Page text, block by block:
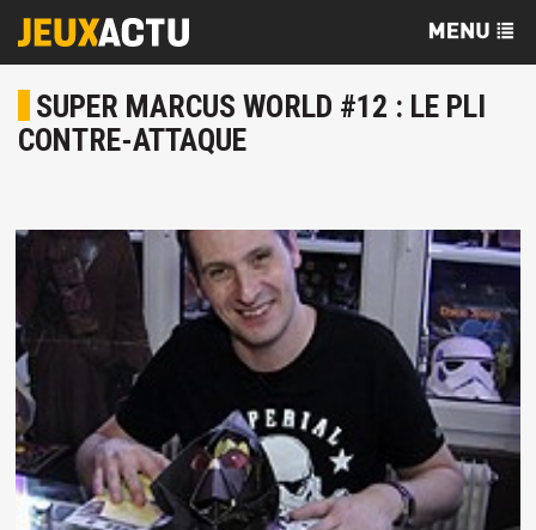
SUPER MARCUS WORLD #12 : LE PLI
CONTRE-ATTAQUE